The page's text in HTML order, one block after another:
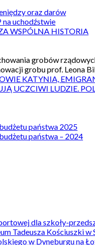
oraz darów
na uchodźstwie
WSPÓLNA HISTORIA
grobów
grobu prof. Leona
KATYNIA,
UCZCIWI LUDZIE.
państwa 2025
państwa – 2024
dla szkoły-
Tadeusza Kościuszki w
w Dyneburgu na